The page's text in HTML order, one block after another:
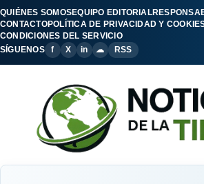
QUIÉNES SOMOSEQUIPO EDITORIAL
CONTACTOPOLÍTICA DE PRIVACIDAD Y
CONDICIONES DEL SERVICIO
SÍGUENOS
f X in ☁ RSS